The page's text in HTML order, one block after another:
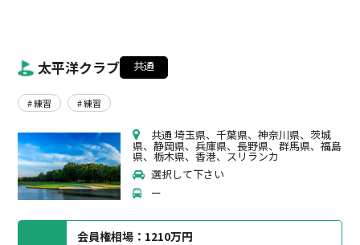
太平洋クラブ 共通
# 練習 # 練習
共通 埼玉県、千葉県、神奈川県、茨城
県、静岡県、兵庫県、長野県、群馬県、福島
県、栃木県、香港、スリランカ
選択して下さい
ー
会員権相場： 1210万円